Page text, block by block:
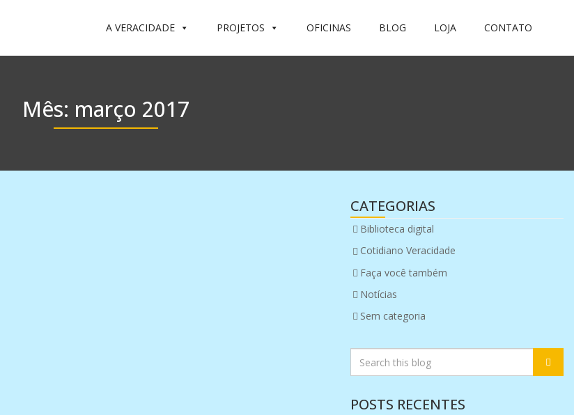
A VERACIDADE PROJETOS OFICINAS BLOG LOJA CONTATO
Mês: março 2017
CATEGORIAS
Biblioteca digital
Cotidiano Veracidade
Faça você também
Notícias
Sem categoria
POSTS RECENTES